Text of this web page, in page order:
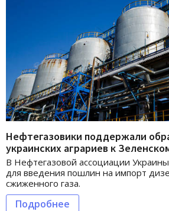
Нефтегазовики поддержали
украинских аграриев к
В Нефтегазовой ассоциации
для введения пошлин на импорт
сжиженного газа.
Подробнее